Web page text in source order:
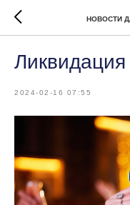
НОВОСТИ
2024-02-16 07:55